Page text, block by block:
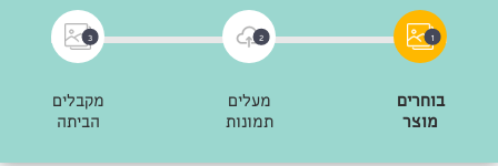
1
בוחרים
מוצר
2
מעלים
תמונות
3
מקבלים
הביתה